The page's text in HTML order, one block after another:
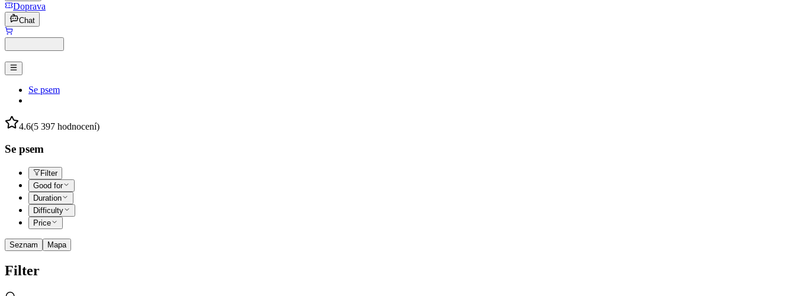
Doprava
Chat
Se psem
4.6(5 397 hodnocení)
Se psem
Filter
Good for
Duration
Difficulty
Price
Seznam Mapa
Filter